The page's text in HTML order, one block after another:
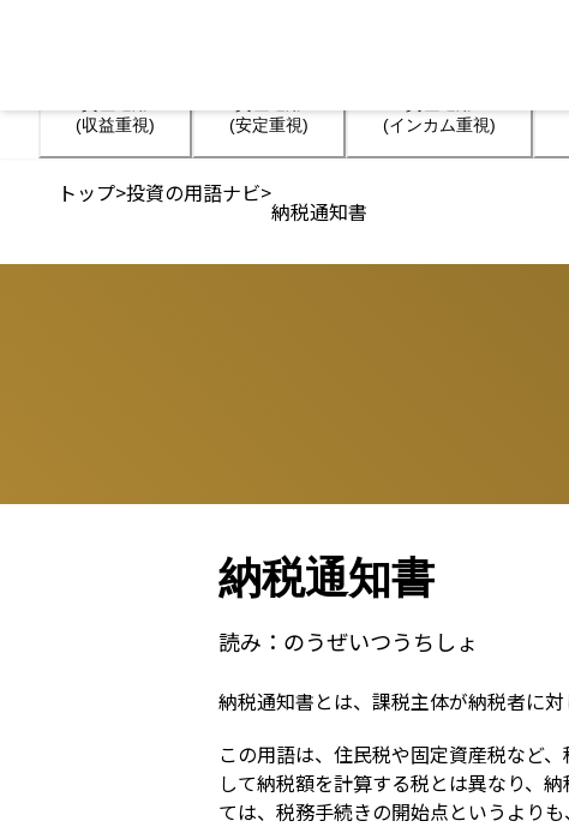
(収益重視)
(安定重視)
(インカム重視)
トップ>投資の用語ナビ>
納税通知書
納税通知書
読み： のうぜいつうちしょ
納税通知書とは、課税主体が納税者に
この用語は、住民税や固定資産税など
して納税額を計算する税とは異なり、
ては、税務手続きの開始点というより